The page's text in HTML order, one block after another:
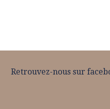
Retrouvez-nous sur